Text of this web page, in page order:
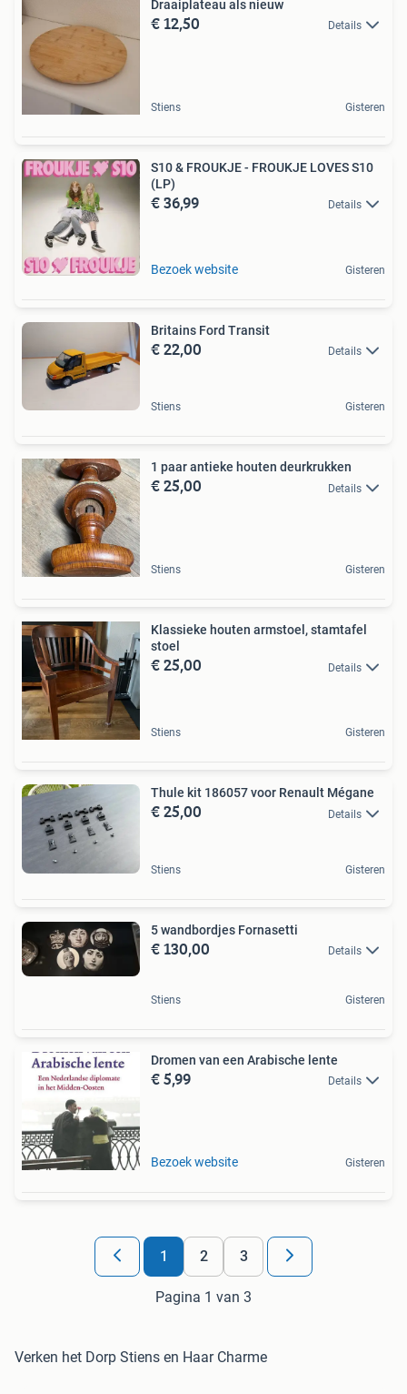
Draaiplateau als nieuw
€ 12,50 Details
Stiens Gisteren
S10 & FROUKJE - FROUKJE LOVES S10
(LP)
€ 36,99 Details
Bezoek website Gisteren
Britains Ford Transit
€ 22,00 Details
Stiens Gisteren
1 paar antieke houten deurkrukken
€ 25,00 Details
Stiens Gisteren
Klassieke houten armstoel, stamtafel
stoel
€ 25,00 Details
Stiens Gisteren
Thule kit 186057 voor Renault Mégane
€ 25,00 Details
Stiens Gisteren
5 wandbordjes Fornasetti
€ 130,00 Details
Stiens Gisteren
Dromen van een Arabische lente
€ 5,99 Details
Bezoek website Gisteren
1 2 3
Pagina 1 van 3
Verken het Dorp Stiens en Haar Charme